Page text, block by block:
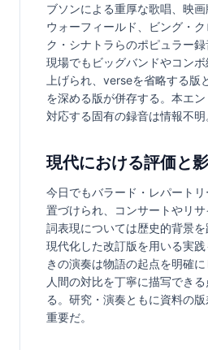
ブソンによる重厚な歌唱、映画
ウォーフィールド、ビング・
ク・シナトラらのポピュラー
現場でもビッグバンドやコン
上げられ、verseを省略する版
を深める版が併存する。本エ
対応する固有の録音は情報不明
現代における評価と
今日でもバラード・レパート
置づけられ、コンサートやリ
詞表現については歴史的背景
現代化した改訂版を用いる実
きの演奏は物語の起点を明確
人間の対比を丁寧に描写でき
る。研究・演奏ともに資料の
重要だ。